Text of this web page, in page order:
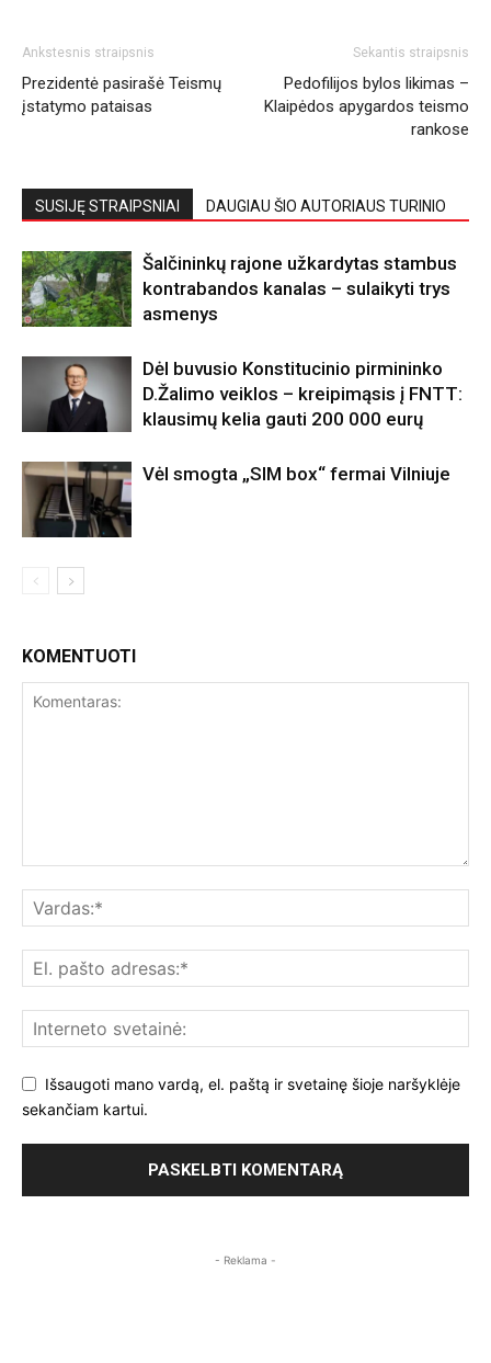
Ankstesnis straipsnis
Prezidentė pasirašė Teismų
įstatymo pataisas
Sekantis straipsnis
Pedofilijos bylos likimas –
Klaipėdos apygardos teismo
rankose
SUSIJĘ STRAIPSNIAI DAUGIAU ŠIO AUTORIAUS TURINIO
Šalčininkų rajone užkardytas stambus
kontrabandos kanalas – sulaikyti trys
asmenys
Dėl buvusio Konstitucinio pirmininko
D.Žalimo veiklos – kreipimąsis į FNTT:
klausimų kelia gauti 200 000 eurų
Vėl smogta „SIM box“ fermai Vilniuje
KOMENTUOTI
Išsaugoti mano vardą, el. paštą ir svetainę šioje naršyklėje
sekančiam kartui.
- Reklama -